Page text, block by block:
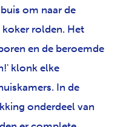
om naar de
koker rolden. Het
en de beroemde
klonk elke
In de
onderdeel van